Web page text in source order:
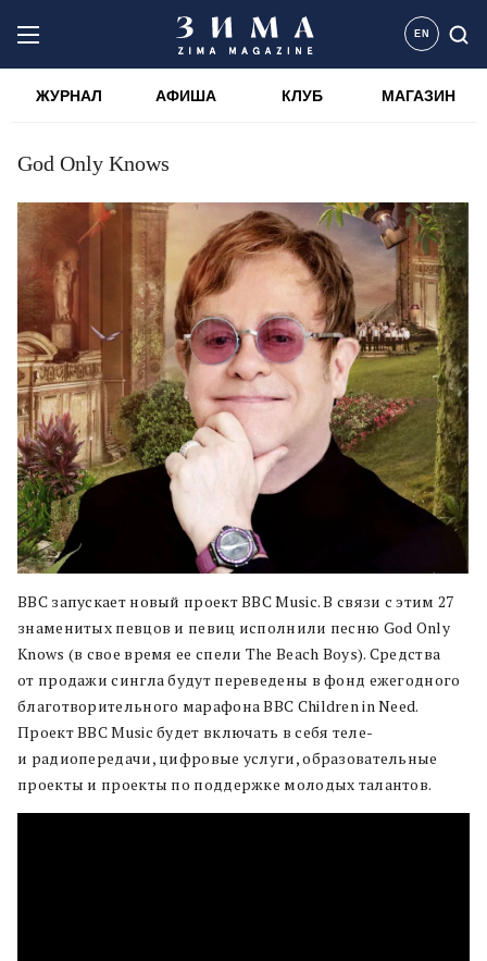
EN
ЖУРНАЛ АФИША КЛУБ МАГАЗИН
God Only Knows
BBC запускает новый проект BBC Music. В связи с этим 27
знаменитых певцов и певиц исполнили песню God Only
Knows (в свое время ее спели The Beach Boys). Средства
от продажи сингла будут переведены в фонд ежегодного
благотворительного марафона BBC Children in Need.
Проект BBC Music будет включать в себя теле-
и радиопередачи, цифровые услуги, образовательные
проекты и проекты по поддержке молодых талантов.